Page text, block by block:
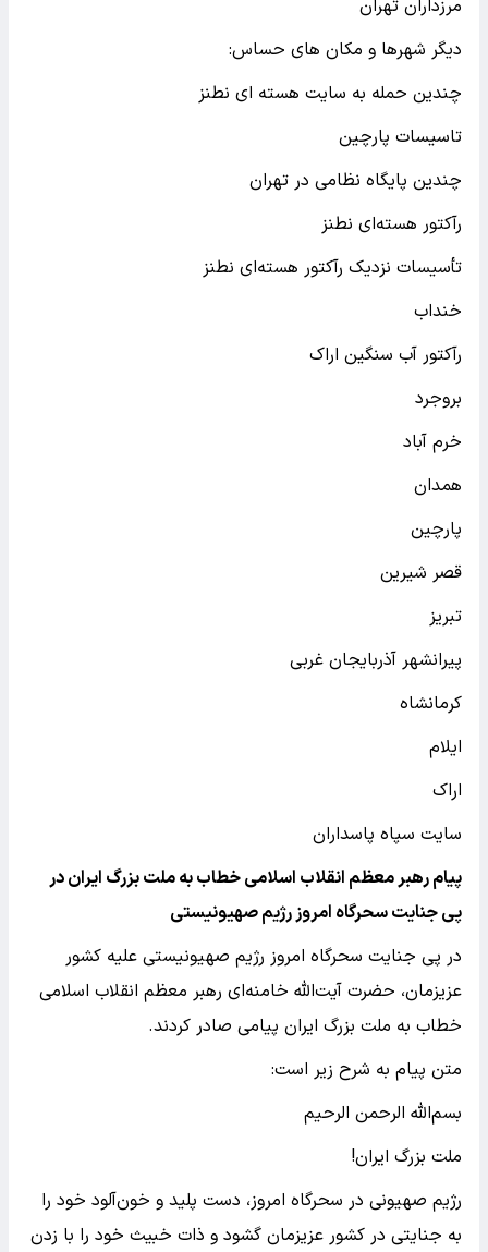
مرزداران تهران
دیگر شهرها و مکان های حساس:
چندین حمله به سایت هسته ای نطنز
تاسیسات پارچین
چندین پایگاه نظامی در تهران
رآکتور هسته‌ای نطنز
تأسیسات نزدیک رآکتور هسته‌ای نطنز
خنداب
رآکتور آب سنگین اراک
بروجرد
خرم آباد
همدان
پارچین
قصر شیرین
تبریز
پیرانشهر آذربایجان غربی
کرمانشاه
ایلام
اراک
سایت سپاه پاسداران
پیام رهبر معظم انقلاب اسلامی خطاب به ملت بزرگ ایران در
پی جنایت سحرگاه امروز رژیم صهیونیستی
در پی جنایت سحرگاه امروز رژیم صهیونیستی علیه کشور
عزیزمان، حضرت آیت‌الله خامنه‌ای رهبر معظم انقلاب اسلامی
خطاب به ملت بزرگ ایران پیامی صادر کردند.
متن پیام به شرح زیر است:
بسم‌الله الرحمن الرحیم
ملت بزرگ ایران!
رژیم صهیونی در سحرگاه امروز، دست پلید و خون‌آلود خود را
به جنایتی در کشور عزیزمان گشود و ذات خبیث خود را با زدن